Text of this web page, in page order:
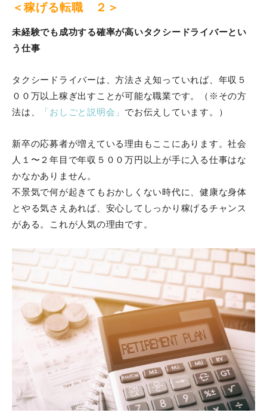
＜稼げる転職 ２＞
未経験でも成功する確率が高いタクシードライバーとい
う仕事
タクシードライバーは、方法さえ知っていれば、年収５
００万以上稼ぎ出すことが可能な職業です。（※その方
法は、
「おしごと説明会」 でお伝えしています。）
新卒の応募者が増えている理由もここにあります。社会
人１〜２年目で年収５００万円以上が手に入る仕事はな
かなかありません。
不景気で何が起きてもおかしくない時代に、健康な身体
とやる気さえあれば、安心してしっかり稼げるチャンス
がある。これが人気の理由です。